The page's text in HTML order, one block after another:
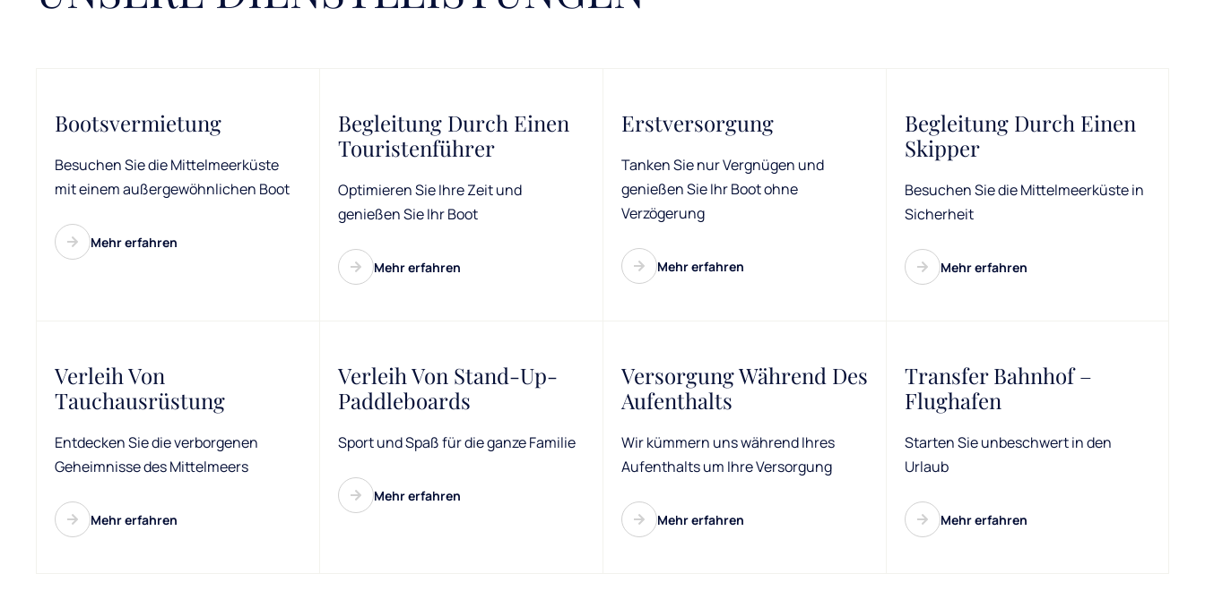
Bootsvermietung
Besuchen Sie die Mittelmeerküste
mit einem außergewöhnlichen Boot
Mehr erfahren
Begleitung Durch Einen
Touristenführer
Optimieren Sie Ihre Zeit und
genießen Sie Ihr Boot
Mehr erfahren
Erstversorgung
Tanken Sie nur Vergnügen und
genießen Sie Ihr Boot ohne
Verzögerung
Mehr erfahren
Begleitung Durch Einen
Skipper
Besuchen Sie die Mittelmeerküste in
Sicherheit
Mehr erfahren
Verleih Von
Tauchausrüstung
Entdecken Sie die verborgenen
Geheimnisse des Mittelmeers
Mehr erfahren
Verleih Von Stand-Up-
Paddleboards
Sport und Spaß für die ganze Familie
Mehr erfahren
Versorgung Während Des
Aufenthalts
Wir kümmern uns während Ihres
Aufenthalts um Ihre Versorgung
Mehr erfahren
Transfer Bahnhof –
Flughafen
Starten Sie unbeschwert in den
Urlaub
Mehr erfahren